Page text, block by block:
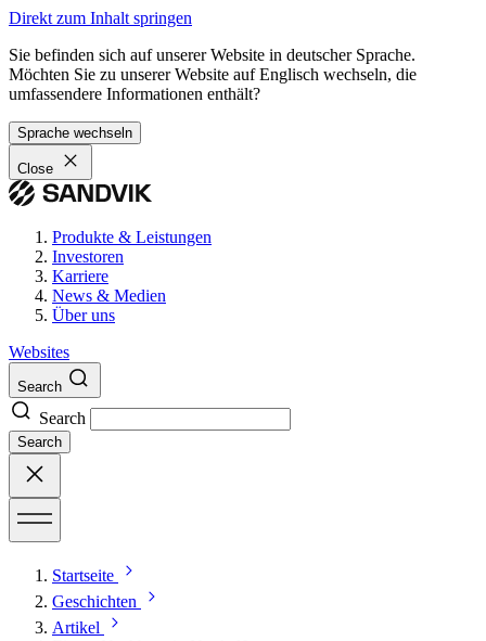
Direkt zum Inhalt springen
Sie befinden sich auf unserer Website in deutscher Sprache.
Möchten Sie zu unserer Website auf Englisch wechseln, die
umfassendere Informationen enthält?
Sprache wechseln
Close
Produkte & Leistungen
Investoren
Karriere
News & Medien
Über uns
Websites
Search
Search
Search
Startseite
Geschichten
Artikel